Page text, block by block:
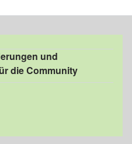
und
die Community